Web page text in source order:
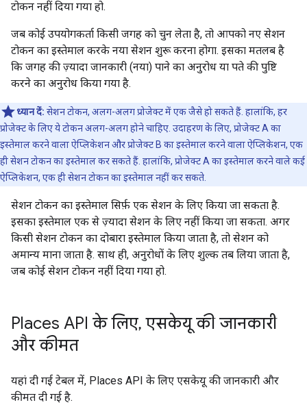
टोकन नहीं दिया गया हो.
जब कोई उपयोगकर्ता किसी जगह को चुन लेता है, तो आपको नए सेशन
टोकन का इस्तेमाल करके नया सेशन शुरू करना होगा. इसका मतलब है
कि जगह की ज़्यादा जानकारी (नया) पाने का अनुरोध या पते की पुष्टि
करने का अनुरोध किया गया है.
ध्यान दें: सेशन टोकन, अलग-अलग प्रोजेक्ट में एक जैसे हो सकते हैं. हालांकि, हर
प्रोजेक्ट के लिए ये टोकन अलग-अलग होने चाहिए. उदाहरण के लिए, प्रोजेक्ट A का
इस्तेमाल करने वाला ऐप्लिकेशन और प्रोजेक्ट B का इस्तेमाल करने वाला ऐप्लिकेशन, एक
ही सेशन टोकन का इस्तेमाल कर सकते हैं. हालांकि, प्रोजेक्ट A का इस्तेमाल करने वाले कई
ऐप्लिकेशन, एक ही सेशन टोकन का इस्तेमाल नहीं कर सकते.
सेशन टोकन का इस्तेमाल सिर्फ़ एक सेशन के लिए किया जा सकता है.
इसका इस्तेमाल एक से ज़्यादा सेशन के लिए नहीं किया जा सकता. अगर
किसी सेशन टोकन का दोबारा इस्तेमाल किया जाता है, तो सेशन को
अमान्य माना जाता है. साथ ही, अनुरोधों के लिए शुल्क तब लिया जाता है,
जब कोई सेशन टोकन नहीं दिया गया हो.
Places API के लिए, एसकेयू की जानकारी
और कीमत
यहां दी गई टेबल में, Places API के लिए एसकेयू की जानकारी और
कीमत दी गई है.